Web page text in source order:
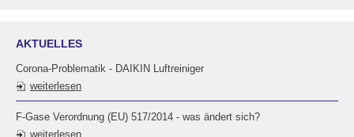
AKTUELLES
Corona-Problematik - DAIKIN Luftreiniger
weiterlesen
F-Gase Verordnung (EU) 517/2014 - was ändert sich?
weiterlesen